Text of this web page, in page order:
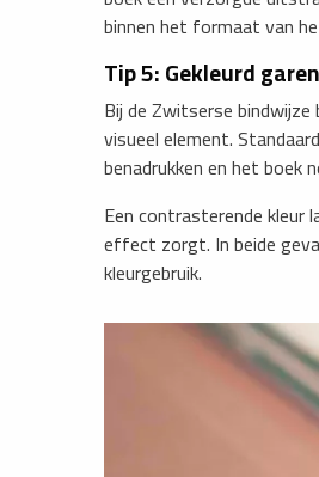
binnen het formaat van
Tip 5: Gekleurd garen
Bij de Zwitserse
visueel element.
benadrukken en het boek
Een contrasterende kleur
effect zorgt. In beide
kleurgebruik.